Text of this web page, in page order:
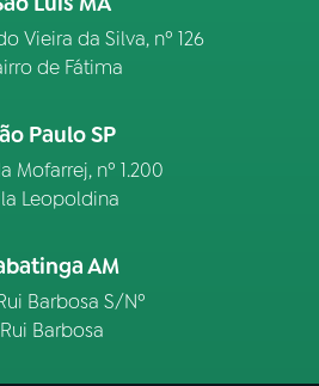
Vieira da Silva, nº 126
de Fátima
Paulo SP
Mofarrej, nº 1.200
Leopoldina
AM
Barbosa S/Nº
Rui Barbosa